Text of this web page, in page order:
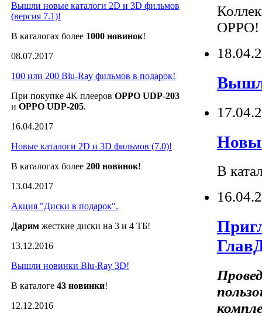
Вышли новые каталоги 2D и 3D фильмов
(версия 7.1)!
В каталогах более 1000 новинок!
08.07.2017
100 или 200 Blu-Ray фильмов в подарок!
При покупке 4K плееров OPPO UDP-203
и OPPO UDP-205.
16.04.2017
Новые каталоги 2D и 3D фильмов (7.0)!
В каталогах более 200 новинок!
13.04.2017
Акция "Диски в подарок".
Дарим жесткие диски на 3 и 4 ТБ!
13.12.2016
Вышли новинки Blu-Ray 3D!
В каталоге 43 новинки!
12.12.2016
OPPO!
В